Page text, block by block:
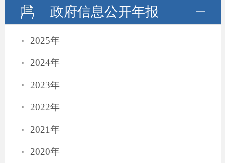
政府信息公开年报
· 2025年
· 2024年
· 2023年
· 2022年
· 2021年
· 2020年